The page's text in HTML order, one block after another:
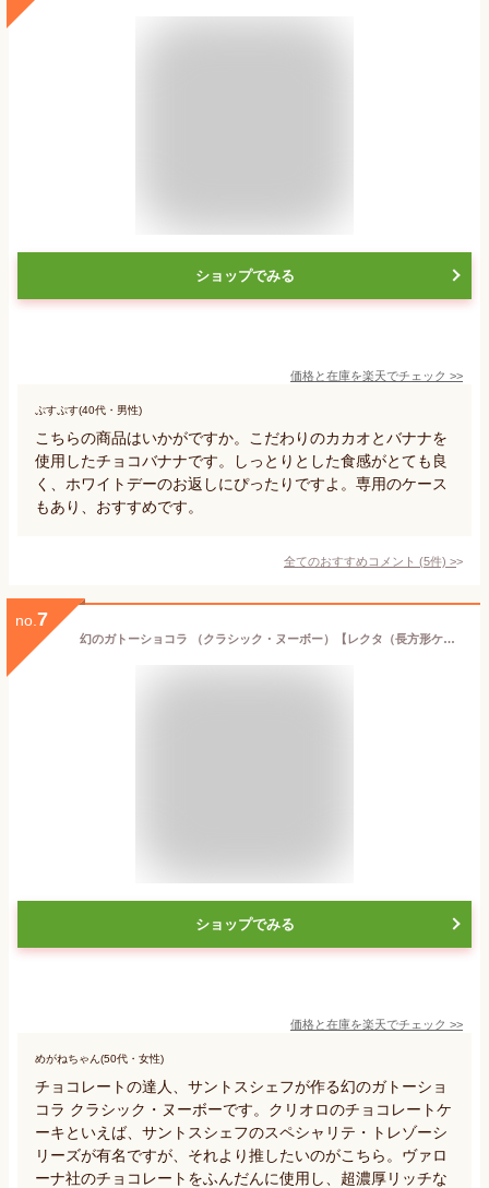
ショップでみる
価格と在庫を楽天でチェック >>
ぷすぷす(40代・男性)
こちらの商品はいかがですか。こだわりのカカオとバナナを
使用したチョコバナナです。しっとりとした食感がとても良
く、ホワイトデーのお返しにぴったりですよ。専用のケース
もあり、おすすめです。
全てのおすすめコメント (5件) >
no. 7
幻のガトーショコラ （クラシック・ヌーボー）【レクタ（長方形ケーキ）】【冷凍便】【2～5営業日で出荷】
ショップでみる
価格と在庫を楽天でチェック >>
めがねちゃん(50代・女性)
チョコレートの達人、サントスシェフが作る幻のガトーショ
コラ クラシック・ヌーボーです。クリオロのチョコレートケ
ーキといえば、サントスシェフのスペシャリテ・トレゾーシ
リーズが有名ですが、それより推したいのがこちら。ヴァロ
ーナ社のチョコレートをふんだんに使用し、超濃厚リッチな